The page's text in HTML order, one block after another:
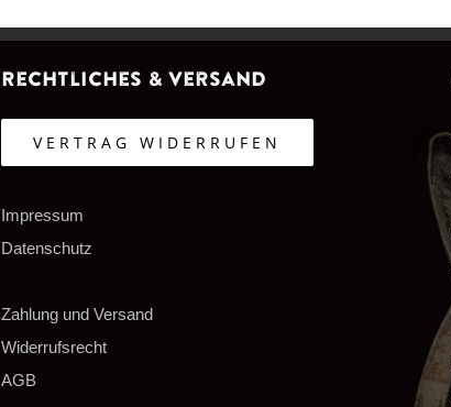
Rechtliches & Versand
VERTRAG WIDERRUFEN
Impressum
Datenschutz
Zahlung und Versand
Widerrufsrecht
AGB